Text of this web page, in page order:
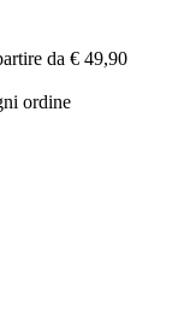
da € 49,90
ordine